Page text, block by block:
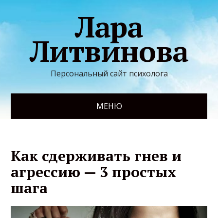
Лара
Литвинова
Персональный сайт психолога
МЕНЮ
Как сдерживать гнев и
агрессию — 3 простых
шага